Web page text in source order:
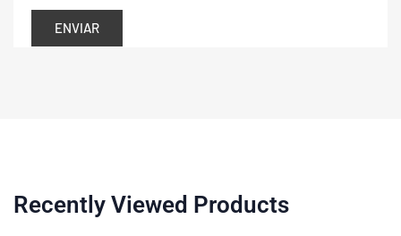
Recently Viewed Products